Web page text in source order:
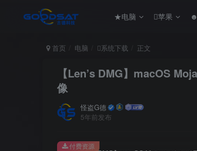
★电脑 苹果
首页 电脑 系统下载 正文
【Len’s DMG】macOS
像
怪盗G德
5年前发布
付费资源